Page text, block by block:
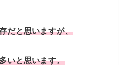
だと思いますが、
いと思います。